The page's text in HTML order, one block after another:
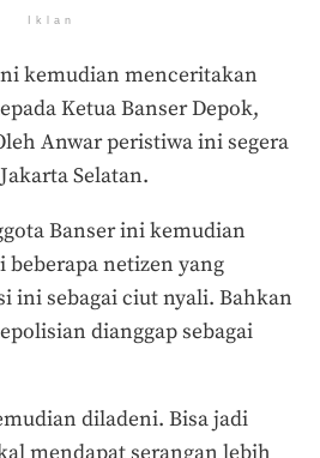
Iklan
kemudian menceritakan
Ketua Banser Depok,
Anwar peristiwa ini segera
Selatan.
Banser ini kemudian
netizen yang
ini sebagai ciut nyali. Bahkan
dianggap sebagai
diladeni. Bisa jadi